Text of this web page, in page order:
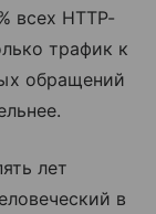
всех HTTP-
трафик к
обращений
лет
в